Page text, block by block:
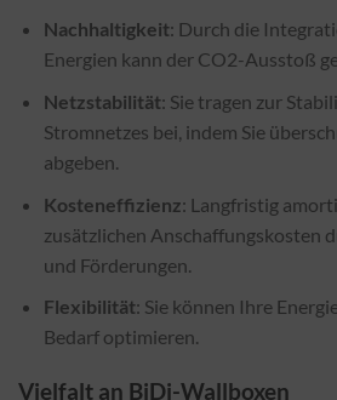
Nachhaltigkeit: Durch die
Energien kann der CO2-Ausstoß
Netzstabilität: Sie tragen zur
Stromnetzes bei, indem Sie
abgeben.
Kosteneffizienz: Langfristig
zusätzlichen Anschaffungskosten
und Förderungen.
Flexibilität: Sie können Ihre
Bedarf optimieren.
Vielfalt an BiDi-Wallboxen